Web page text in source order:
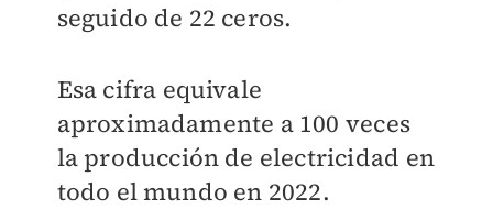
seguido de 22 ceros.
Esa cifra equivale
aproximadamente a 100 veces
la producción de electricidad en
todo el mundo en 2022.